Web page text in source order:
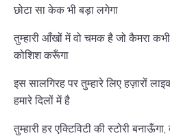
छोटा सा केक भी बड़ा लगेगा
तुम्हारी आँखों में वो चमक है जो कैमरा
कोशिश करूँगा
इस सालगिरह पर तुम्हारे लिए हज़ारों
हमारे दिलों में है
तुम्हारी हर एक्टिविटी की स्टोरी